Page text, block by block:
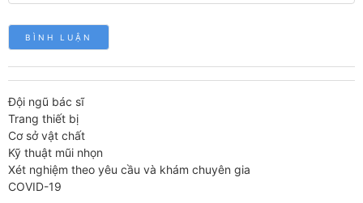
Đội ngũ bác sĩ
Trang thiết bị
Cơ sở vật chất
Kỹ thuật mũi nhọn
Xét nghiệm theo yêu cầu và khám chuyên gia
COVID-19